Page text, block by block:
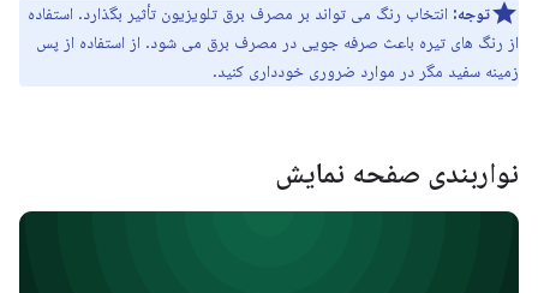
توجه: انتخاب رنگ می تواند بر مصرف برق تلویزیون تأثیر بگذارد. استفاده
از رنگ های تیره باعث صرفه جویی در مصرف برق می شود. از استفاده از پس
زمینه سفید مگر در موارد ضروری خودداری کنید.
نواربندی صفحه نمایش